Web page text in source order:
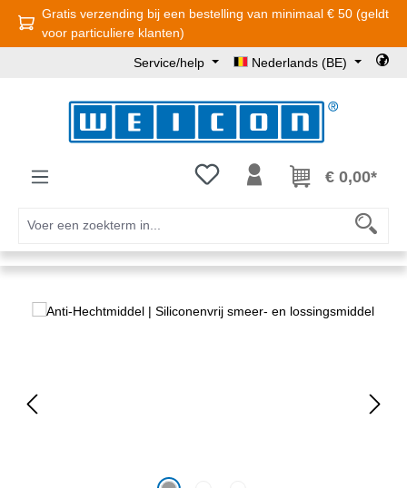
Ga naar de hoofdinhoud
Gratis verzending bij een bestelling van minimaal € 50 (geldt
voor particuliere klanten)
Service/help Nederlands (BE)
Je hebt 0 items op je€ 0,00*
Afbeeldingengalerij overslaan